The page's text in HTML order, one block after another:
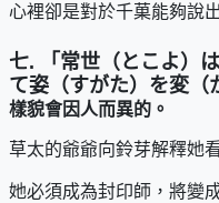
心裡卻是對於千菓能夠說
七. 「常世（とこよ）
て姿（すがた）を変（
樣貌會因人而異的。
草太的爺爺向鈴芽解釋她
她必須成為封印師，將變